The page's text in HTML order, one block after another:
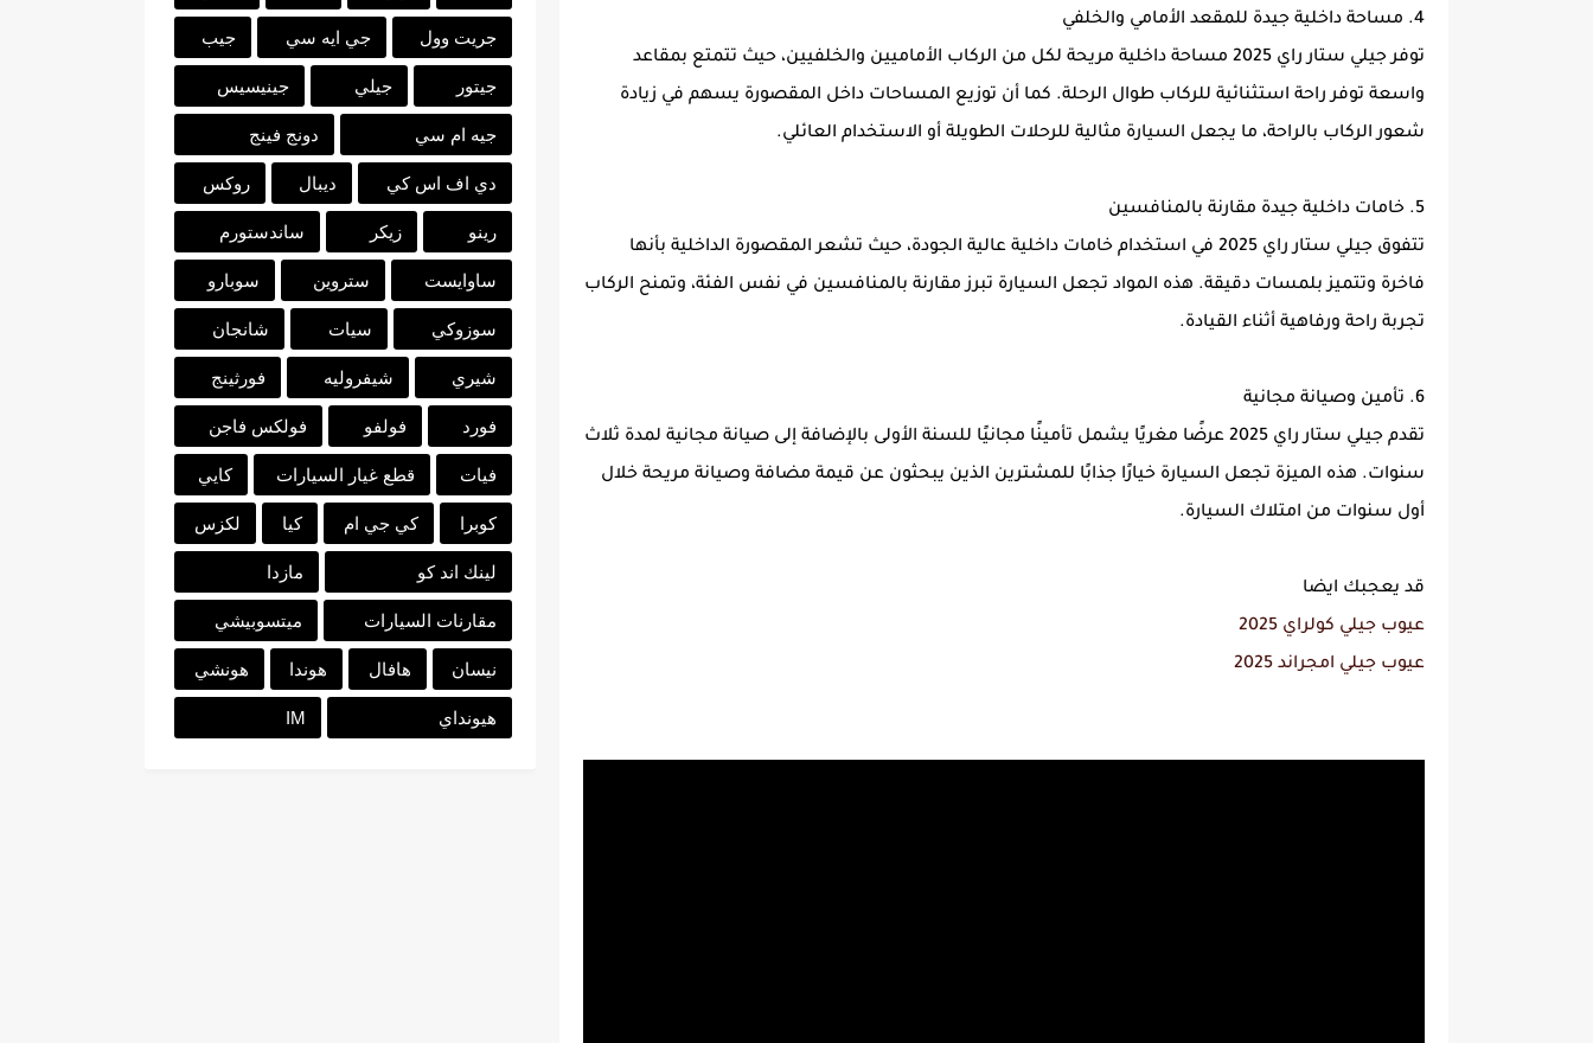
4. مساحة داخلية جيدة للمقعد الأمامي والخلفي
توفر جيلي ستار راي 2025 مساحة داخلية مريحة لكل من الركاب الأماميين والخلفيين، حيث تتمتع بمقاعد
واسعة توفر راحة استثنائية للركاب طوال الرحلة. كما أن توزيع المساحات داخل المقصورة يسهم في زيادة
شعور الركاب بالراحة، ما يجعل السيارة مثالية للرحلات الطويلة أو الاستخدام العائلي.
5. خامات داخلية جيدة مقارنة بالمنافسين
تتفوق جيلي ستار راي 2025 في استخدام خامات داخلية عالية الجودة، حيث تشعر المقصورة الداخلية بأنها
فاخرة وتتميز بلمسات دقيقة. هذه المواد تجعل السيارة تبرز مقارنة بالمنافسين في نفس الفئة، وتمنح الركاب
تجربة راحة ورفاهية أثناء القيادة.
6. تأمين وصيانة مجانية
تقدم جيلي ستار راي 2025 عرضًا مغريًا يشمل تأمينًا مجانيًا للسنة الأولى بالإضافة إلى صيانة مجانية لمدة ثلاث
سنوات. هذه الميزة تجعل السيارة خيارًا جذابًا للمشترين الذين يبحثون عن قيمة مضافة وصيانة مريحة خلال
أول سنوات من امتلاك السيارة.
قد يعجبك ايضا
عيوب جيلي كولراي 2025
عيوب جيلي امجراند 2025
جريت وول جي ايه سي جيب
جيتور جيلي جينيسيس
جيه ام سي دونج فينج
دي اف اس كي ديبال روكس
رينو زيكر ساندستورم
ساوايست ستروين سوبارو
سوزوكي سيات شانجان
شيري شيفروليه فورثينج
فورد فولفو فولكس فاجن
فيات قطع غيار السيارات كايي
كوبرا كي جي ام كيا لكزس
لينك اند كو مازدا
مقارنات السيارات ميتسوبيشي
نيسان هافال هوندا هونشي
هيونداي IM